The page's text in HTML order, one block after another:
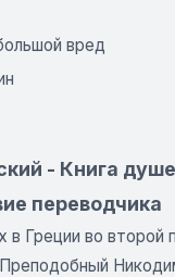
вред
- Книга
переводчика
Греции во второй